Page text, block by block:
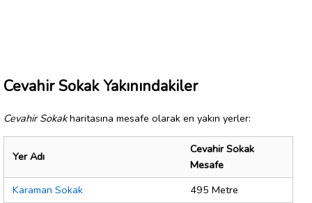
Cevahir Sokak Yakınındakiler
Cevahir Sokakharitasına mesafe olarak en yakın yerler:
Yer Adı
Cevahir Sokak
Mesafe
Karaman Sokak
495 Metre